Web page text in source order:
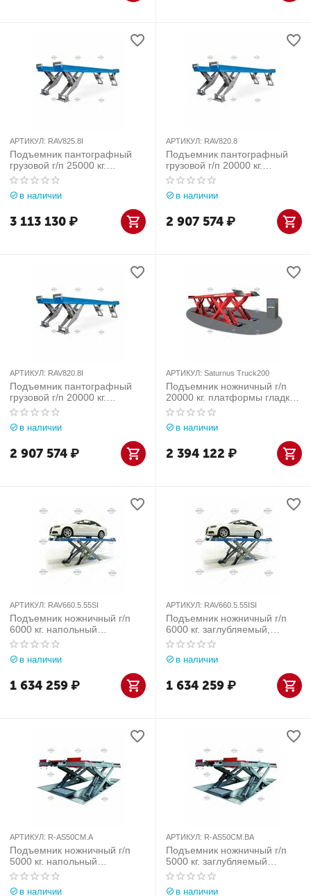
АРТИКУЛ: RAV825.8I
Подъемник пантографный
грузовой г/п 25000 кг.
заглубляемый, платформы
гладкие Ravaglioli (Италия)
арт. RAV825.8I
в наличии
3 113 130₽
АРТИКУЛ: RAV820.8
Подъемник пантографный
грузовой г/п 20000 кг.
напольный, платформы
гладкие Ravaglioli (Италия)
арт. RAV820.8
в наличии
2 907 574₽
АРТИКУЛ: RAV820.8I
Подъемник пантографный
грузовой г/п 20000 кг.
заглубляемый, платформы
гладкие Ravaglioli (Италия)
арт. RAV820.8I
в наличии
2 907 574₽
АРТИКУЛ: Saturnus Truck200
Подъемник ножничный г/п
20000 кг. платформы гладкие
Werther-OMA (Италия) арт.
Saturnus Truck200
в наличии
2 394 122 ₽
АРТИКУЛ: RAV660.5.55SI
Подъемник ножничный г/п
6000 кг. напольный
платформы платформы для
сход-развала с подъем.
второго уровня, с люфт-
(Италия) арт. RAV660.5...
в наличии
1 634 259₽
АРТИКУЛ: RAV660.5.55ISI
Подъемник ножничный г/п
6000 кг. заглубляемый,
платформы платформы для
сход-развала с подъем.
второго уровня, с люфт-
(Италия) арт. RAV6...
в наличии
1 634 259₽
АРТИКУЛ: R-AS50CM.A
Подъемник ножничный г/п
5000 кг. напольный
платформы гладкие Slift
(Германия) арт. R-AS50CM.A
в наличии
АРТИКУЛ: R-AS50CM.BA
Подъемник ножничный г/п
5000 кг. заглубляемый
платформы гладкие Slift
(Германия) арт. R-
в наличии